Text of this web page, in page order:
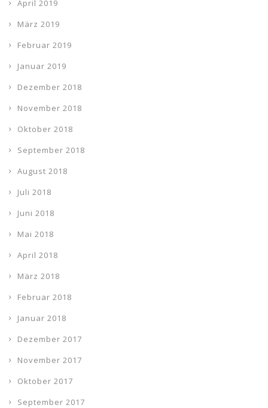
April 2019
März 2019
Februar 2019
Januar 2019
Dezember 2018
November 2018
Oktober 2018
September 2018
August 2018
Juli 2018
Juni 2018
Mai 2018
April 2018
März 2018
Februar 2018
Januar 2018
Dezember 2017
November 2017
Oktober 2017
September 2017